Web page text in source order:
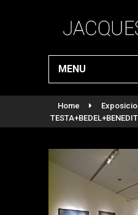
MENU
Home